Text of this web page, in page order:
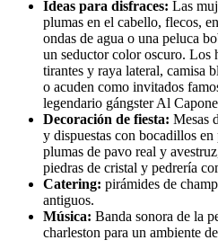
Ideas para disfraces: Las
plumas en el cabello, flecos,
ondas de agua o una peluca
un seductor color oscuro. Los
tirantes y raya lateral, camisa
o acuden como invitados
legendario gángster Al
Decoración de fiesta: Mesas
y dispuestas con bocadillos
plumas de pavo real y
piedras de cristal y pedrería
Catering: pirámides de
antiguos.
Música: Banda sonora de la
charleston para un ambiente